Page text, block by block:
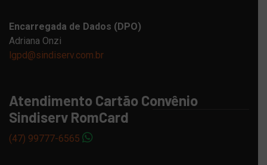
Encarregada de Dados (DPO)
Adriana Onzi
lgpd@sindiserv.com.br
Atendimento Cartão Convênio
Sindiserv RomCard
(47) 99777-6565